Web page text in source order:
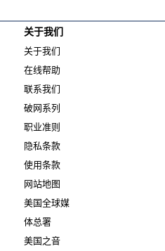
关于我们
关于我们
在线帮助
联系我们
破网系列
职业准则
隐私条款
使用条款
网站地图
美国全球媒
体总署
美国之音